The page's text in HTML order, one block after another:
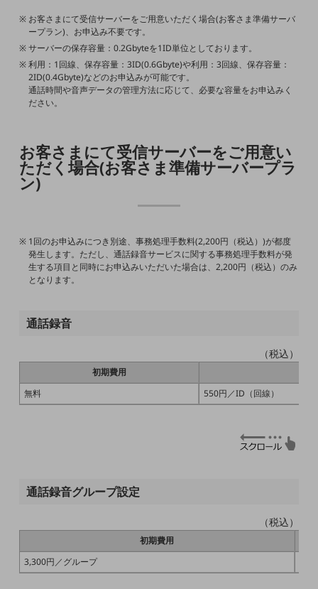
自治体
一次産業
医療・介護
モビリティ
製造・建設業
モバイルTOP
法人向けスマホ・携帯に関する、
おすすめの機種、料金やサービスをご紹介
タフネススマートフォン
データ通信製品
衛星携帯電話
料金TOP
ドコモBiz データ無制限 ドコモ MAX ドコモ mini ドコモBiz かけ放題
お客さまにて受信サーバーをご用意いただく場合(お客さま準備サーバ
ープラン)、お申込み不要です。
サーバーの保存容量：0.2Gbyteを1ID単位としております。
利用：1回線、保存容量：3ID(0.6Gbyte)や利用：3回線、保存容量：
2ID(0.4Gbyte)などのお申込みが可能です。
通話時間や音声データの管理方法に応じて、必要な容量をお申込みく
ださい。
お客さまにて受信サーバーをご用意い
ただく場合(お客さま準備サーバープラ
ン)
1回のお申込みにつき別途、事務処理手数料(2,200円（税込）)が都度
発生します。ただし、通話録音サービスに関する事務処理手数料が発
生する項目と同時にお申込みいただいた場合は、2,200円（税込）のみ
となります。
通話録音
（税込）
初期費用
無料
550円／ID（回線）
通話録音グループ設定
（税込）
初期費用
3,300円／グループ